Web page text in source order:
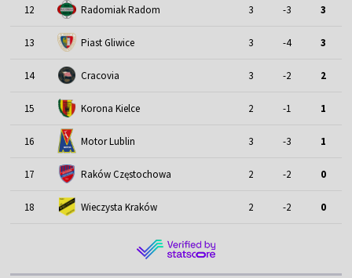
12 Radomiak Radom 3 -3 3
13 Piast Gliwice 3 -4 3
14 Cracovia 3 -2 2
15 Korona Kielce 2 -1 1
16 Motor Lublin 3 -3 1
17 Raków Częstochowa 2 -2 0
18 Wieczysta Kraków 2 -2 0